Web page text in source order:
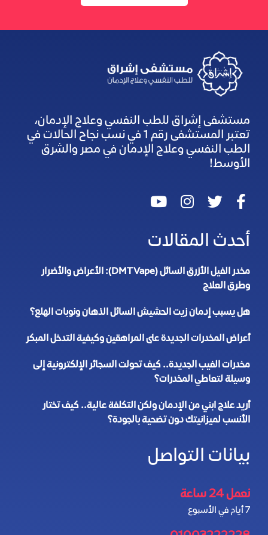
مستشفى إشراق للطب النفسي وعلاج الإدمان،
تعتبر المستشفى رقم 1 في نسب نجاح الحالات في
الطب النفسي وعلاج الإدمان في مصر والشرق
الأوسط!
أحدث المقالات
مخدر الفيل الأزرق السائل (DMT Vape): الأعراض والأضرار
وطرق العلاج
هل يسبب إدمان زيت الحشيش السائل الذهان ونوبات الهلع؟
أعراض المخدرات الجديدة على المراهقين وكيفية التدخل المبكر
مخدرات الفيب الجديدة.. كيف تحولت السجائر الإلكترونية إلى
وسيلة لتعاطي المخدرات؟
أريد علاج ابني من الإدمان ولكن التكلفة عالية.. كيف تختار
الأنسب لميزانيتك دون تضحية بالجودة؟
بيانات التواصل
نعمل 24 ساعة
7 أيام في الأسبوع